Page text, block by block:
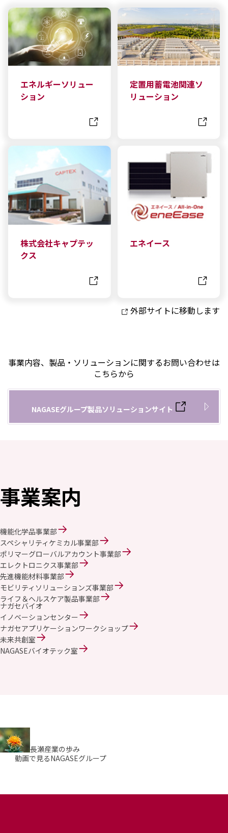
エネルギーソリュー
ション
定置用蓄電池関連ソ
リューション
株式会社キャプテッ
クス
エネイース
外部サイトに移動します
事業内容、製品・ソリューションに関するお問い合わせは
こちらから
NAGASEグループ製品ソリューションサイト
事業案内
機能化学品事業部
スペシャリティケミカル事業部
ポリマーグローバルアカウント事業部
エレクトロニクス事業部
先進機能材料事業部
モビリティソリューションズ事業部
ライフ＆ヘルスケア製品事業部
ナガセバイオ
イノベーションセンター
ナガセアプリケーションワークショップ
未来共創室
NAGASEバイオテック室
長瀬産業の歩み
動画で見るNAGASEグループ